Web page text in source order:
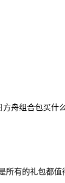
方舟组合包买什
所有的礼包都